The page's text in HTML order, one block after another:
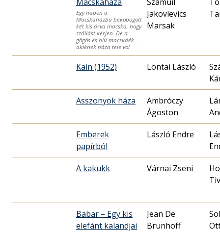
Egy napon a
Macskaházba bekopogott
két kis árva macska, hogy
szállást kérjen. De a
gőgös és hiú macskáék –
akiknek háza tele vol
Jakovlevics
Marsak
Kain (1952) Lontai László
Asszonyok háza
Ambróczy
Ágoston
Emberek
papírból
László Endre
A kakukk Várnai Zseni
Babar – Egy kis
elefánt kalandjai
Jean De
Brunhoff